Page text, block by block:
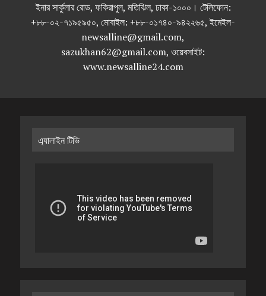
ইনার সার্কুলার রোড, ফকিরাপুল, মতিঝিল, ঢাকা-১০০০। টেলিফোন:
+৮৮-০২-৭১৯৫৯৫০, মোবাইল: +৮৮-০১৭৪০-৯৪২২৬৫, ইমেইল-
newsalline@gmail.com,
sazukhan62@gmail.com, ওয়েবসাইট:
www.newsalline24.com
এ্যালাইন টিভি